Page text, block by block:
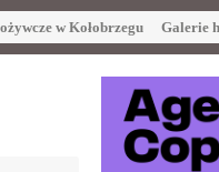
w Kołobrzegu Galerie